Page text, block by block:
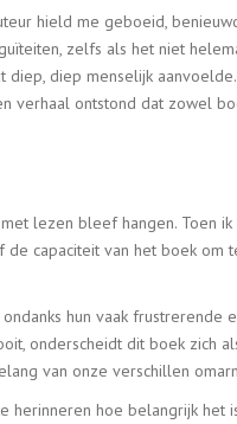
hield me geboeid,
zelfs als het niet
diep menselijk
verhaal ontstond dat zowel
lezen bleef hangen. Toen
capaciteit van het boek om
hun vaak frustrerende
onderscheidt dit boek zich
van onze verschillen
herinneren hoe belangrijk